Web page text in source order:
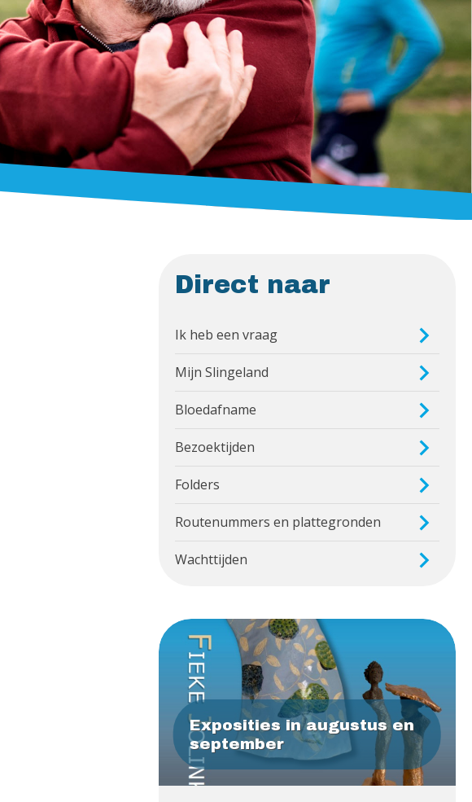
Direct naar
Ik heb een vraag
Mijn Slingeland
Bloedafname
Bezoektijden
Folders
Routenummers en plattegronden
Wachttijden
Exposities in augustus en
september